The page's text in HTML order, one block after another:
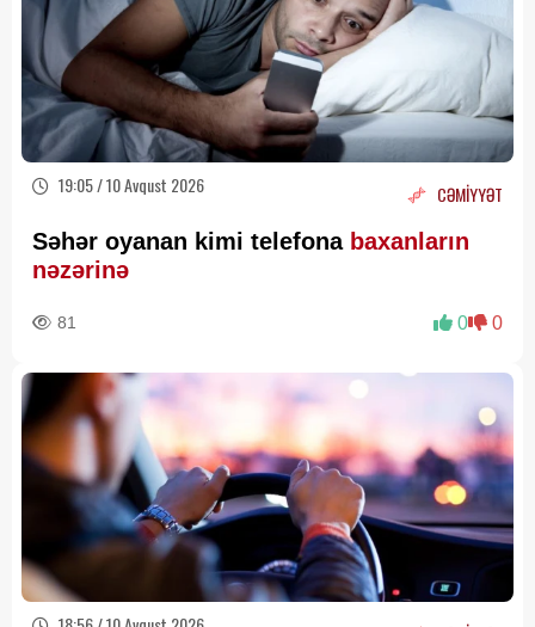
19:05 / 10 Avqust 2026 CƏMİYYƏT
Səhər oyanan kimi telefonabaxanların
nəzərinə
81 0 0